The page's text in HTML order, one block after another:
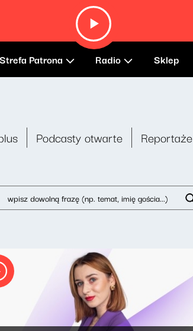
Strefa Patrona Radio Sklep
Podcasty otwarte Reportaże